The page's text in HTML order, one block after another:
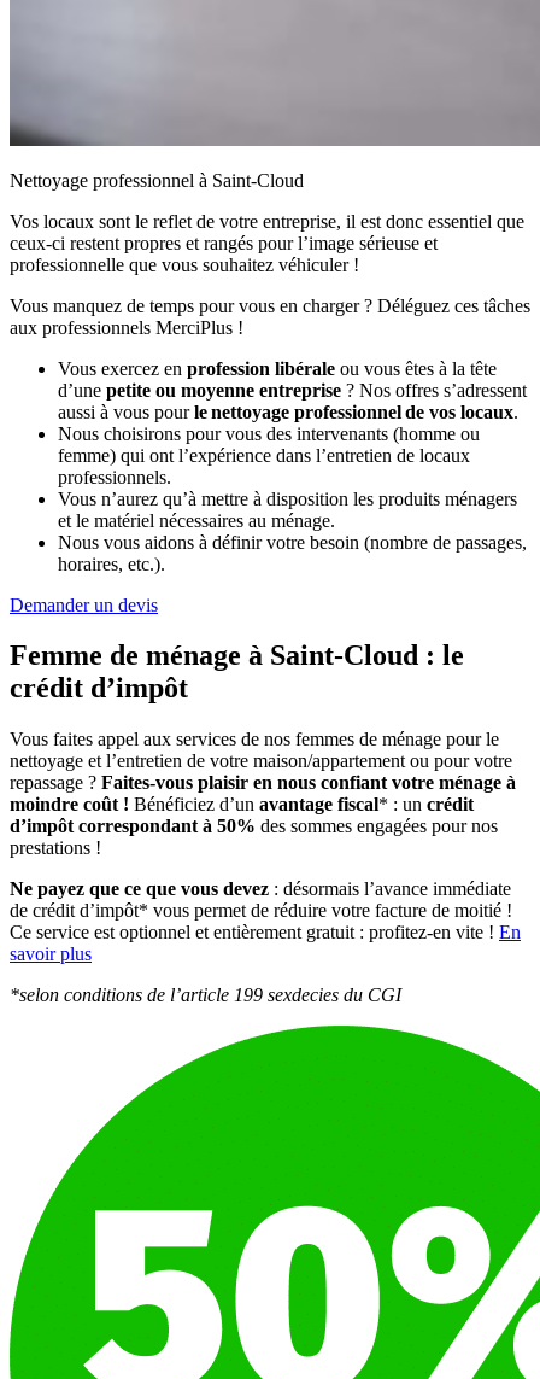
Nettoyage professionnel à Saint-Cloud
Vos locaux sont le reflet de votre entreprise, il est donc essentiel que
ceux-ci restent propres et rangés pour l’image sérieuse et
professionnelle que vous souhaitez véhiculer !
Vous manquez de temps pour vous en charger ? Déléguez ces tâches
aux professionnels MerciPlus !
Vous exercez en profession libérale ou vous êtes à la tête
d’une petite ou moyenne entreprise ? Nos offres s’adressent
aussi à vous pourle nettoyage professionnel de vos locaux.
Nous choisirons pour vous des intervenants (homme ou
femme) qui ont l’expérience dans l’entretien de locaux
professionnels.
Vous n’aurez qu’à mettre à disposition les produits ménagers
et le matériel nécessaires au ménage.
Nous vous aidons à définir votre besoin (nombre de passages,
horaires, etc.).
Demander un devis
Femme de ménage à Saint-Cloud : le
crédit d’impôt
Vous faites appel aux services de nos femmes de ménage pour le
nettoyage et l’entretien de votre maison/appartement ou pour votre
repassage ? Faites-vous plaisir en nous confiant votre ménage à
moindre coût ! Bénéficiez d’un avantage fiscal* : un crédit
d’impôt correspondant à 50% des sommes engagées pour nos
prestations !
Ne payez que ce que vous devez : désormais l’avance immédiate
de crédit d’impôt* vous permet de réduire votre facture de moitié !
Ce service est optionnel et entièrement gratuit : profitez-en vite ! En
savoir plus
*selon conditions de l’article 199 sexdecies du CGI